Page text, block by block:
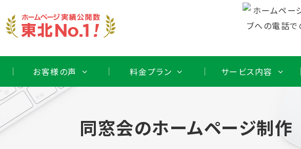
お客様の声 料金プラン サービス内容
同窓会のホームページ制作